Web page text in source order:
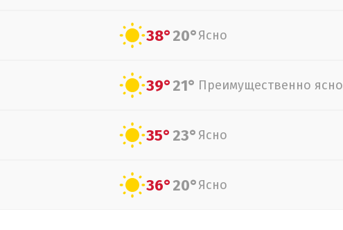
38°20°Ясно
39°21° Преимущественно ясно
35°23° Ясно
36°20°Ясно